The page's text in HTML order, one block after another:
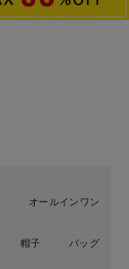
オールインワン
帽子 バッグ